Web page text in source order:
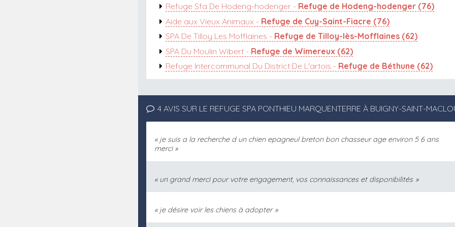
Refuge Sfa De Hodeng-hodenger - Refuge de Hodeng-hodenger (76)
Aide aux Vieux Animaux - Refuge de Cuy-Saint-Fiacre (76)
SPA De Tilloy Les Mofflaines - Refuge de Tilloy-lès-Mofflaines (62)
SPA Du Moulin Wibert - Refuge de Wimereux (62)
Refuge Intercommunal Du District De L'artois - Refuge de Béthune (62)
4 AVIS SUR LE REFUGE SPA PONTHIEU MARQUENTERRE À BUIGNY-SAINT-
je suis a la recherche d un chien epagneul breton bon chasseur age environ 5 6 ans
merci
un grand merci pour votre engagement, vos connaissances et disponibilités
je désire voir les chiens à adopter